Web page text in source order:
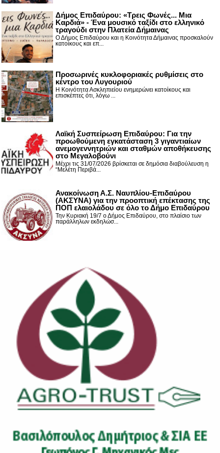
Δήμος Επιδαύρου: «Τρεις Φωνές... Μια
Καρδιά» - Ένα μουσικό ταξίδι στο ελληνικό
τραγούδι στην Πλατεία Δήμαινας
Ο Δήμος Επιδαύρου και η Κοινότητα Δήμαινας προσκαλούν
κατοίκους και επ...
Προσωρινές κυκλοφοριακές ρυθμίσεις στο
κέντρο του Λυγουριού
Η Κοινότητα Ασκληπιείου ενημερώνει κατοίκους και
επισκέπτες ότι, λόγω ...
Λαϊκή Συσπείρωση Επιδαύρου: Για την
προωθούμενη εγκατάσταση 3 γιγαντιαίων
ανεμογεννητριών και σταθμών αποθήκευσης
στο Μεγαλοβούνι
Μέχρι τις 31/07/2026 βρίσκεται σε δημόσια διαβούλευση η
“Μελέτη Περιβά...
Ανακοίνωση Α.Σ. Ναυπλίου-Επιδαύρου
(ΑΚΣΥΝΑ) για την προοπτική επέκτασης της
ΠΟΠ ελαιολάδου σε όλο το Δήμο Επιδαύρου
Την Κυριακή 19/7 ο Δήμος Επιδαύρου, στο πλαίσιο των
παράλληλων εκδηλώσ...